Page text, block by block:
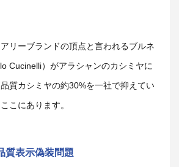
リーブランドの頂点と言われるブルネ
Cucinelli）がアラシャンのカシミヤに
質カシミヤの約30%を一社で抑えてい
こにあります。
質表示偽装問題